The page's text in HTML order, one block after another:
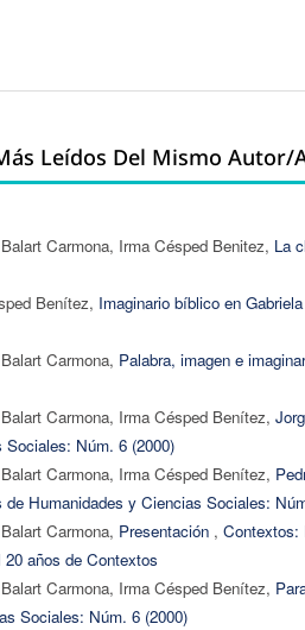
Leídos Del Mismo Autor/
Carmona, Irma Césped Benitez, La
Benítez, Imaginario bíblico en
Carmona, Palabra, imagen e
Carmona, Irma Césped Benítez,
Sociales: Núm. 6 (2000)
Carmona, Irma Césped Benítez,
de Humanidades y Ciencias Sociales:
Carmona, Presentación , Contextos:
20 años de Contextos
Carmona, Irma Césped Benítez,
Sociales: Núm. 6 (2000)